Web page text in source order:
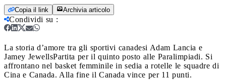
Copia il link Archivia articolo
Condividi su :
La storia d’amore tra gli sportivi canadesi Adam Lancia e
Jamey JewellsPartita per il quinto posto alle Paralimpiadi. Si
affrontano nel basket femminile in sedia a rotelle le squadre di
Cina e Canada. Alla fine il Canada vince per 11 punti.